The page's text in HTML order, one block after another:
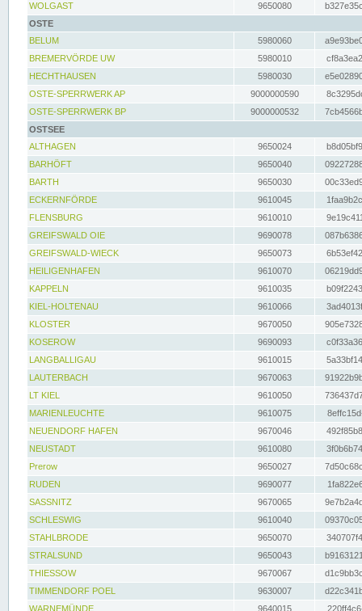
WOLGAST
9650080
OSTE
BELUM
5980060
BREMERVÖRDE UW
5980010
HECHTHAUSEN
5980030
OSTE-SPERRWERK AP
9000000590
OSTE-SPERRWERK BP
9000000532
OSTSEE
ALTHAGEN
9650024
BARHÖFT
9650040
BARTH
9650030
ECKERNFÖRDE
9610045
FLENSBURG
9610010
GREIFSWALD OIE
9690078
GREIFSWALD-WIECK
9650073
HEILIGENHAFEN
9610070
KAPPELN
9610035
KIEL-HOLTENAU
9610066
KLOSTER
9670050
KOSEROW
9690093
LANGBALLIGAU
9610015
LAUTERBACH
9670063
LT KIEL
9610050
MARIENLEUCHTE
9610075
NEUENDORF HAFEN
9670046
NEUSTADT
9610080
Prerow
9650027
RUDEN
9690077
SASSNITZ
9670065
SCHLESWIG
9610040
STAHLBRODE
9650070
STRALSUND
9650043
THIESSOW
9670067
TIMMENDORF POEL
9630007
WARNEMÜNDE
9640015